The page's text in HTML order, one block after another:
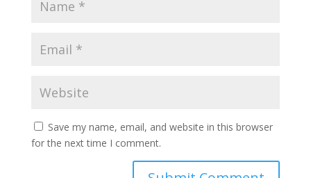
Save my name, email, and website in this browser
for the next time I comment.